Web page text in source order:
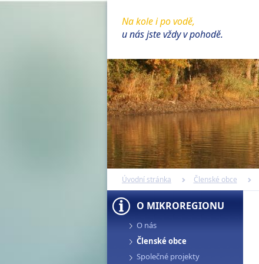
Na kole i po vodě,
u nás jste vždy v pohodě.
Úvodní stránka Členské obce
O MIKROREGIONU
O nás
Členské obce
Společné projekty